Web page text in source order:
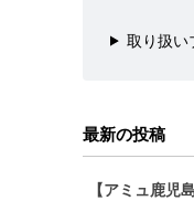
取り扱い
最新の投稿
【アミュ鹿児